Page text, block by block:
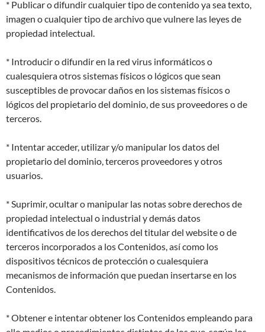
* Publicar o difundir cualquier tipo de contenido ya sea texto,
imagen o cualquier tipo de archivo que vulnere las leyes de
propiedad intelectual.
* Introducir o difundir en la red virus informáticos o
cualesquiera otros sistemas físicos o lógicos que sean
susceptibles de provocar daños en los sistemas físicos o
lógicos del propietario del dominio, de sus proveedores o de
terceros.
* Intentar acceder, utilizar y/o manipular los datos del
propietario del dominio, terceros proveedores y otros
usuarios.
* Suprimir, ocultar o manipular las notas sobre derechos de
propiedad intelectual o industrial y demás datos
identificativos de los derechos del titular del website o de
terceros incorporados a los Contenidos, así como los
dispositivos técnicos de protección o cualesquiera
mecanismos de información que puedan insertarse en los
Contenidos.
* Obtener e intentar obtener los Contenidos empleando para